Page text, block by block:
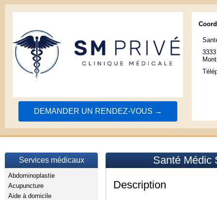
DEMANDER UN RENDEZ-VOUS →
Services médicaux
Abdominoplastie
Acupuncture
Aide à domicile
Santé Médic
Description